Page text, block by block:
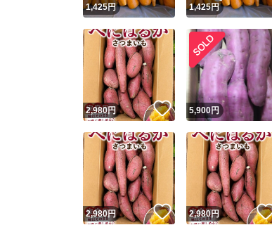
1,425円 1,425円
2,980円 いいね！
5,900円
2,980円 いいね！
2,980円